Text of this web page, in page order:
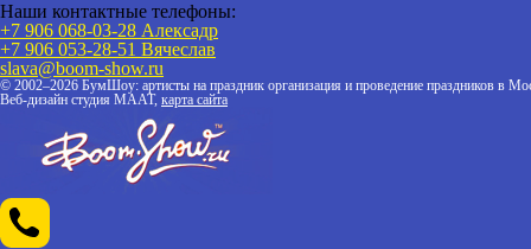
Наши контактные телефоны:
+7 906 068-03-28 Алексадр
+7 906 053-28-51 Вячеслав
slava@boom-show.ru
© 2002–2026 БумШоу: артисты на праздник организация и проведение праздников в
Веб-дизайн студия МААТ, карта сайта